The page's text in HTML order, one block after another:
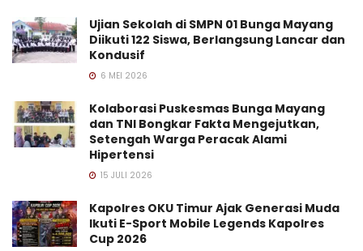
Ujian Sekolah di SMPN 01 Bunga Mayang
Diikuti 122 Siswa, Berlangsung Lancar dan
Kondusif
6 MEI 2026
Kolaborasi Puskesmas Bunga Mayang
dan TNI Bongkar Fakta Mengejutkan,
Setengah Warga Peracak Alami
Hipertensi
15 JULI 2026
Kapolres OKU Timur Ajak Generasi Muda
Ikuti E-Sport Mobile Legends Kapolres
Cup 2026